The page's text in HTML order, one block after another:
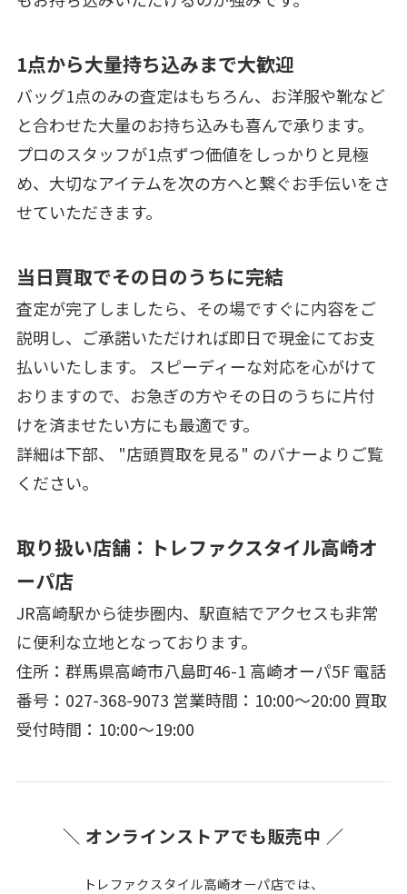
1点から大量持ち込みまで大歓迎
バッグ1点のみの査定はもちろん、お洋服や靴など
と合わせた大量のお持ち込みも喜んで承ります。
プロのスタッフが1点ずつ価値をしっかりと見極
め、大切なアイテムを次の方へと繋ぐお手伝いをさ
せていただきます。
当日買取でその日のうちに完結
査定が完了しましたら、その場ですぐに内容をご
説明し、ご承諾いただければ即日で現金にてお支
払いいたします。 スピーディーな対応を心がけて
おりますので、お急ぎの方やその日のうちに片付
けを済ませたい方にも最適です。
詳細は下部、 "店頭買取を見る" のバナーよりご覧
ください。
取り扱い店舗：トレファクスタイル高崎オ
ーパ店
JR高崎駅から徒歩圏内、駅直結でアクセスも非常
に便利な立地となっております。
住所：群馬県高崎市八島町46-1 高崎オーパ5F 電話
番号：027-368-9073 営業時間：10:00～20:00 買取
受付時間：10:00～19:00
＼ オンラインストアでも販売中 ／
トレファクスタイル高崎オーパ店では、